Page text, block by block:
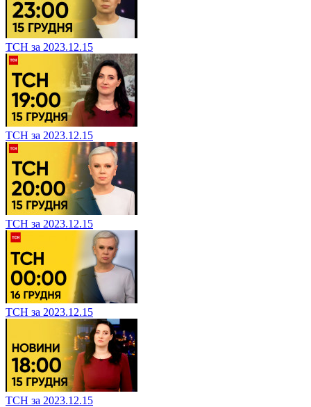
ТСН за 2023.12.15
ТСН за 2023.12.15
ТСН за 2023.12.15
ТСН за 2023.12.15
ТСН за 2023.12.15